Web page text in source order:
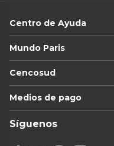
Centro de Ayuda
Mundo Paris
Cencosud
Medios de pago
Síguenos